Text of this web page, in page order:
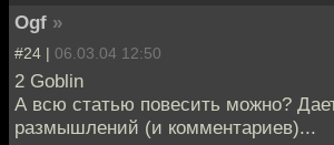
Ogf »
#24 | 06.03.04 12:50
2 Goblin
А всю статью повесить можно?
размышлений (и комментариев)...